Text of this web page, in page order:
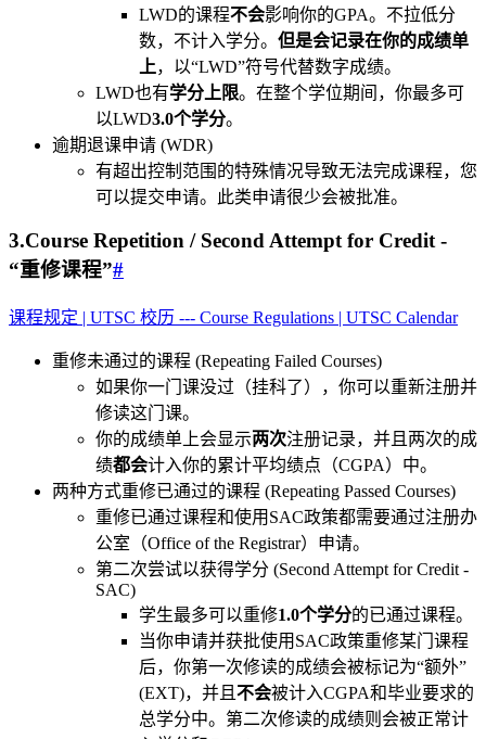
LWD的课程不会影响你的GPA。不拉低分
数，不计入学分。 但是会记录在你的成绩单
上，以“LWD”符号代替数字成绩。
LWD也有学分上限。在整个学位期间，你最多可
以LWD3.0个学分。
逾期退课申请 (WDR)
有超出控制范围的特殊情况导致无法完成课程，您
可以提交申请。此类申请很少会被批准。
3.Course Repetition / Second Attempt for Credit -
“重修课程”#
课程规定 | UTSC 校历 --- Course Regulations | UTSC Calendar
重修未通过的课程 (Repeating Failed Courses)
如果你一门课没过（挂科了），你可以重新注册并
修读这门课。
你的成绩单上会显示两次注册记录，并且两次的成
绩都会计入你的累计平均绩点（CGPA）中。
两种方式重修已通过的课程 (Repeating Passed Courses)
重修已通过课程和使用SAC政策都需要通过注册办
公室（Office of the Registrar）申请。
第二次尝试以获得学分 (Second Attempt for Credit -
SAC)
学生最多可以重修1.0个学分的已通过课程。
当你申请并获批使用SAC政策重修某门课程
后，你第一次修读的成绩会被标记为“额外”
(EXT)，并且 不会被计入CGPA和毕业要求的
总学分中。第二次修读的成绩则会被正常计